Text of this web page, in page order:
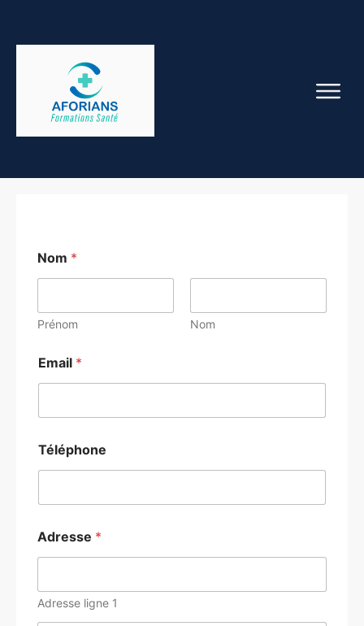
Nom *
Prénom Nom
Email *
Téléphone
Adresse *
Adresse ligne 1